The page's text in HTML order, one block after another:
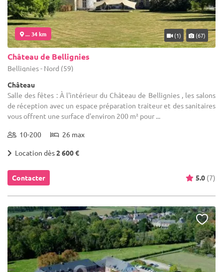
... 34 km (1) (67)
Château de Bellignies
Bellignies - Nord (59)
Château
Salle des fêtes : À l'intérieur du Château de Bellignies , les salons
de réception avec un espace préparation traiteur et des sanitaires
vous offrent une surface d'environ 200 m² pour ...
10-200 26 max
Location dès2 600 €
Contacter 5.0 (7)